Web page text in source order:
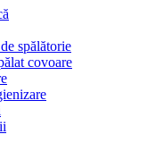
spălătorie
covoare